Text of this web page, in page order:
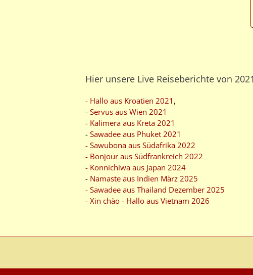
Hier unsere Live Reiseberichte von
- Hallo aus Kroatien 2021 ,
- Servus aus Wien 2021
- Kalimera aus Kreta 2021
- Sawadee aus Phuket 2021
- Sawubona aus Südafrika 2022
- Bonjour aus Südfrankreich 2022
- Konnichiwa aus Japan 2024
- Namaste aus Indien März 2025
- Sawadee aus Thailand Dezember 2025
- Xin chào - Hallo aus Vietnam 2026